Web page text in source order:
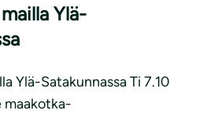
Ylä-
Ylä-Satakunnassa Ti 7.10
maakotka-